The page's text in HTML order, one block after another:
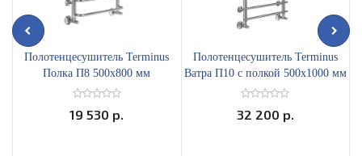
Полотенцесушитель Terminus
Полка П8 500х800 мм
4670078530295
19 530 р.
Полотенцесушитель Terminus
Ватра П10 с полкой 500х1000 мм
4670078529497
32 200 р.